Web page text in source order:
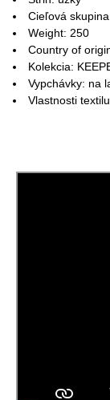
Cieľová
Weight: 250
Country of
Kolekcia:
Vypchávky: na
Vlastnosti